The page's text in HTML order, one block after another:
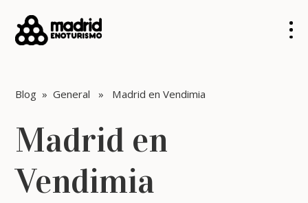
Blog »General » Madrid en Vendimia
Madrid en
Vendimia